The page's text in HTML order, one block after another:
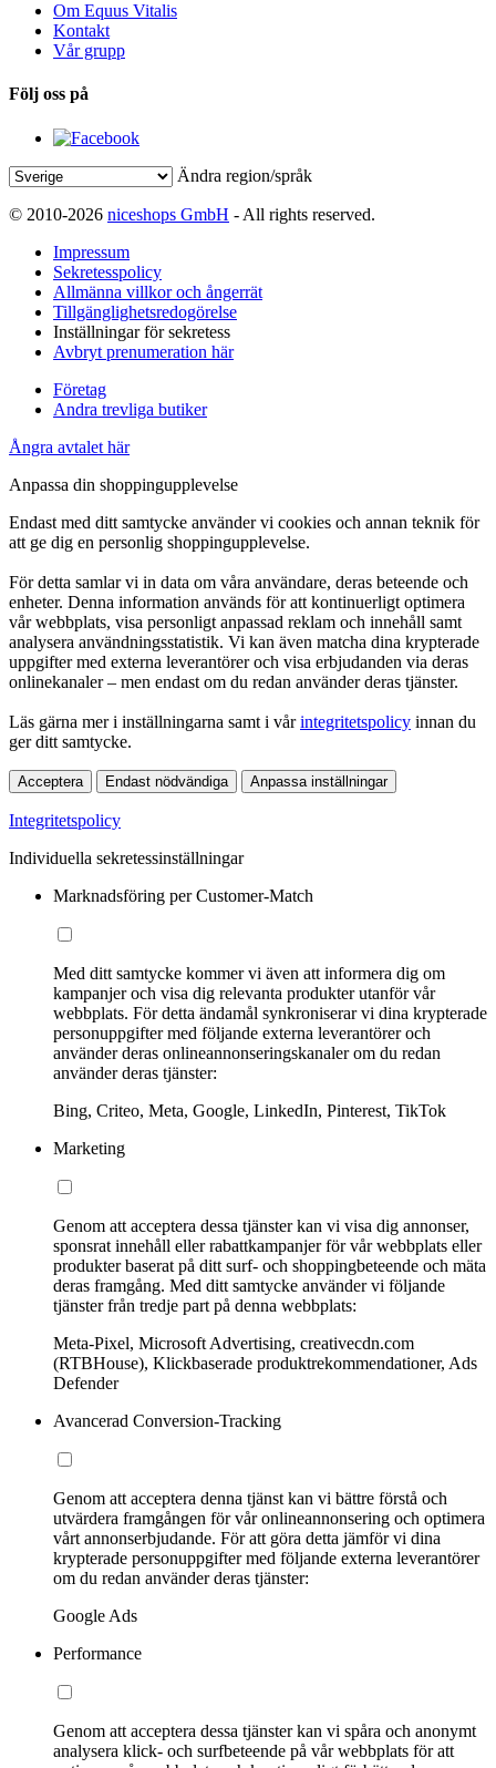
Om Equus Vitalis
Kontakt
Vår grupp
Följ oss på
Ändra region/språk
© 2010-2026 niceshops GmbH - All rights reserved.
Impressum
Sekretesspolicy
Allmänna villkor och ångerrät
Tillgänglighetsredogörelse
Inställningar för sekretess
Avbryt prenumeration här
Företag
Andra trevliga butiker
Ångra avtalet här
Anpassa din shoppingupplevelse
Endast med ditt samtycke använder vi cookies och annan teknik för
att ge dig en personlig shoppingupplevelse.
För detta samlar vi in data om våra användare, deras beteende och
enheter. Denna information används för att kontinuerligt optimera
vår webbplats, visa personligt anpassad reklam och innehåll samt
analysera användningsstatistik. Vi kan även matcha dina krypterade
uppgifter med externa leverantörer och visa erbjudanden via deras
onlinekanaler – men endast om du redan använder deras tjänster.
Läs gärna mer i inställningarna samt i vårintegritetspolicy innan du
ger ditt samtycke.
Acceptera Endast nödvändiga Anpassa inställningar
Integritetspolicy
Individuella sekretessinställningar
Marknadsföring per Customer-Match
Med ditt samtycke kommer vi även att informera dig om
kampanjer och visa dig relevanta produkter utanför vår
webbplats. För detta ändamål synkroniserar vi dina krypterade
personuppgifter med följande externa leverantörer och
använder deras onlineannonseringskanaler om du redan
använder deras tjänster:
Bing, Criteo, Meta, Google, LinkedIn, Pinterest, TikTok
Marketing
Genom att acceptera dessa tjänster kan vi visa dig annonser,
sponsrat innehåll eller rabattkampanjer för vår webbplats eller
produkter baserat på ditt surf- och shoppingbeteende och mäta
deras framgång. Med ditt samtycke använder vi följande
tjänster från tredje part på denna webbplats:
Meta-Pixel, Microsoft Advertising, creativecdn.com
(RTBHouse), Klickbaserade produktrekommendationer, Ads
Defender
Avancerad Conversion-Tracking
Genom att acceptera denna tjänst kan vi bättre förstå och
utvärdera framgången för vår onlineannonsering och optimera
vårt annonserbjudande. För att göra detta jämför vi dina
krypterade personuppgifter med följande externa leverantörer
om du redan använder deras tjänster:
Google Ads
Performance
Genom att acceptera dessa tjänster kan vi spåra och anonymt
analysera klick- och surfbeteende på vår webbplats för att